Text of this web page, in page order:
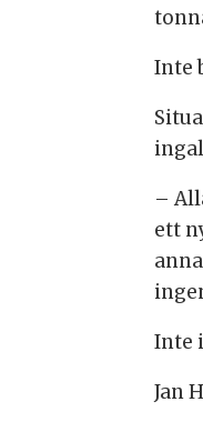
Inte
–
ett
Inte
Jan